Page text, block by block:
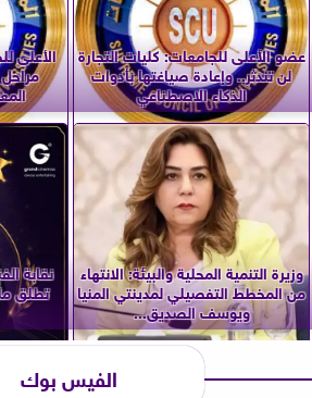
عضو الأعلى للجامعات: كليات التجارة
لن تندثر.. وإعادة صياغتها بأدوات
الذكاء الاصطناعي
وزيرة التنمية المحلية والبيئة: الانتهاء
من المخطط التفصيلي لمدينتي المنيا
ويوسف الصديق...
نقابة
تطلق
الفيس بوك